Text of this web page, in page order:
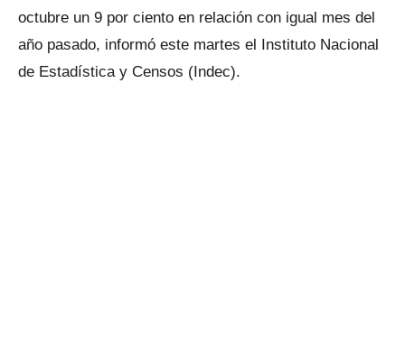
octubre un 9 por ciento en relación con igual mes del
año pasado, informó este martes el Instituto Nacional
de Estadística y Censos (Indec).